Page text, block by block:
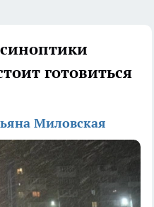
готовиться
Миловская